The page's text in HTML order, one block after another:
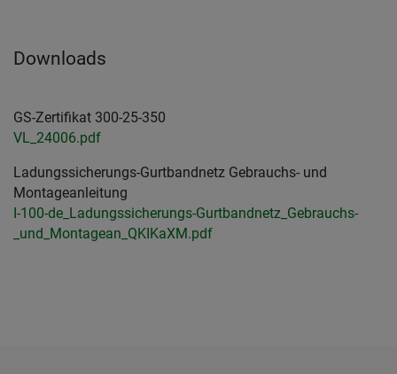
Downloads
GS-Zertifikat 300-25-350
VL_24006.pdf
Ladungssicherungs-Gurtbandnetz Gebrauchs- und
Montageanleitung
I-100-de_Ladungssicherungs-Gurtbandnetz_Gebrauchs-
_und_Montagean_QKIKaXM.pdf